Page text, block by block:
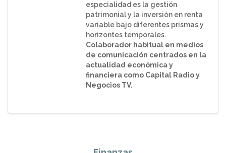
especialidad es la gestión
patrimonial y la inversión en renta
variable bajo diferentes prismas y
horizontes temporales.
Colaborador habitual en medios
de comunicación centrados en la
actualidad económica y
financiera como Capital Radio y
Negocios TV.